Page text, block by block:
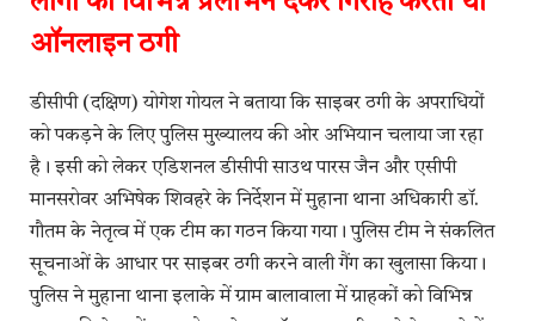
ऑनलाइन ठगी
डीसीपी (दक्षिण) योगेश गोयल ने बताया कि साइबर ठगी के अपराधियों
को पकड़ने के लिए पुलिस मुख्यालय की ओर अभियान चलाया जा रहा
है। इसी को लेकर एडिशनल डीसीपी साउथ पारस जैन और एसीपी
मानसरोवर अभिषेक शिवहरे के निर्देशन में मुहाना थाना अधिकारी डॉ.
गौतम के नेतृत्व में एक टीम का गठन किया गया। पुलिस टीम ने संकलित
सूचनाओं के आधार पर साइबर ठगी करने वाली गैंग का खुलासा किया।
पुलिस ने मुहाना थाना इलाके में ग्राम बालावाला में ग्राहकों को विभिन्न